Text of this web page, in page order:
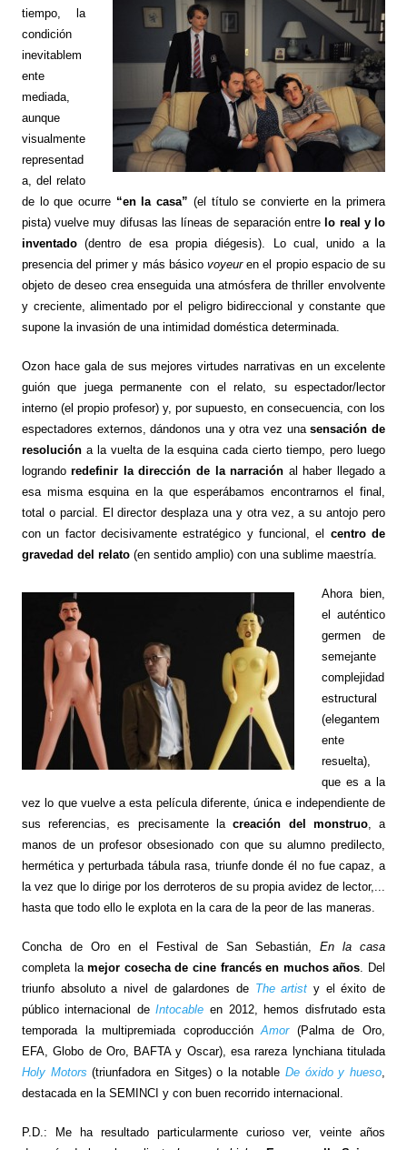
tiempo, la
condición
inevitablem
ente
mediada,
aunque
visualmente
representad
a, del relato
de lo que ocurre “en la casa” (el título se convierte en la primera
pista) vuelve muy difusas las líneas de separación entrelo real y lo
inventado(dentro de esa propia diégesis). Lo cual, unido a la
presencia del primer y más básico voyeuren el propio espacio de su
objeto de deseo crea enseguida una atmósfera de thriller envolvente
y creciente, alimentado por el peligro bidireccional y constante que
supone la invasión de una intimidad doméstica determinada.
Ozon hace gala de sus mejores virtudes narrativas en un excelente
guión que juega permanente con el relato, su espectador/lector
interno (el propio profesor) y, por supuesto, en consecuencia, con los
espectadores externos, dándonos una y otra vez unasensación de
resolucióna la vuelta de la esquina cada cierto tiempo, pero luego
lograndoredefinir la dirección de la narración al haber llegado a
esa misma esquina en la que esperábamos encontrarnos el final,
total o parcial. El director desplaza una y otra vez, a su antojo pero
con un factor decisivamente estratégico y funcional, el centro de
gravedad del relato(en sentido amplio) con una sublime maestría.
Ahora bien,
el auténtico
germen de
semejante
complejidad
estructural
(elegantem
ente
resuelta),
que es a la
vez lo que vuelve a esta película diferente, única e independiente de
sus referencias, es precisamente lacreación del monstruo, a
manos de un profesor obsesionado con que su alumno predilecto,
hermética y perturbada tábula rasa, triunfe donde él no fue capaz, a
la vez que lo dirige por los derroteros de su propia avidez de lector,...
hasta que todo ello le explota en la cara de la peor de las maneras.
Concha de Oro en el Festival de San Sebastián,En la casa
completa lamejor cosecha de cine francés en muchos años . Del
triunfo absoluto a nivel de galardones de The artist y el éxito de
público internacional deIntocable en 2012, hemos disfrutado esta
temporada la multipremiada coproducciónAmor(Palma de Oro,
EFA, Globo de Oro, BAFTA y Oscar), esa rareza lynchiana titulada
Holy Motors (triunfadora en Sitges) o la notableDe óxido y hueso
destacada en la SEMINCI y con buen recorrido internacional.
P.D.: Me ha resultado particularmente curioso ver, veinte años